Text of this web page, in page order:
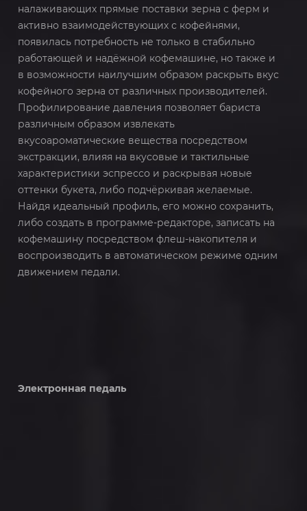
налаживающих прямые поставки зерна с ферм и
активно взаимодействующих с кофейнями,
появилась потребность не только в стабильно
работающей и надёжной кофемашине, но также и
в возможности наилучшим образом раскрыть вкус
кофейного зерна от различных производителей.
Профилирование давления позволяет бариста
различным образом извлекать
вкусоароматические вещества посредством
экстракции, влияя на вкусовые и тактильные
характеристики эспрессо и раскрывая новые
оттенки букета, либо подчёркивая желаемые.
Найдя идеальный профиль, его можно сохранить,
либо создать в программе-редакторе, записать на
кофемашину посредством флеш-накопителя и
воспроизводить в автоматическом режиме одним
движением педали.
Электронная педаль